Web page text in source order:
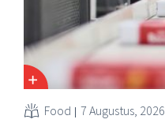
Food 7 Augustus, 2026